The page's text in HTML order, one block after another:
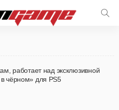
работает над эксклюзивной
чёрном» для PS5